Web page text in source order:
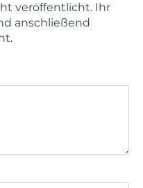
veröffentlicht. Ihr
anschließend